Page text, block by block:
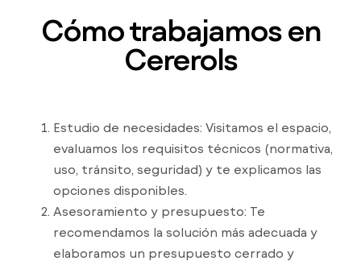
Cómo trabajamos en
Cererols
Estudio de necesidades: Visitamos el espacio,
evaluamos los requisitos técnicos (normativa,
uso, tránsito, seguridad) y te explicamos las
opciones disponibles.
Asesoramiento y presupuesto: Te
recomendamos la solución más adecuada y
elaboramos un presupuesto cerrado y